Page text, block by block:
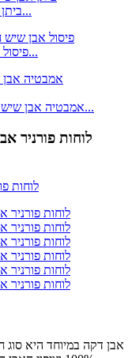
ביתן אבן שיש טבעי לאדריכלות לגינה...
פיסול אבן שיש חיצוני מגג מתכת גן בית...
אמבטיה אבן שיש טבעית מגולפת בהתאמה אישית...
אבן דקה במיוחד היא